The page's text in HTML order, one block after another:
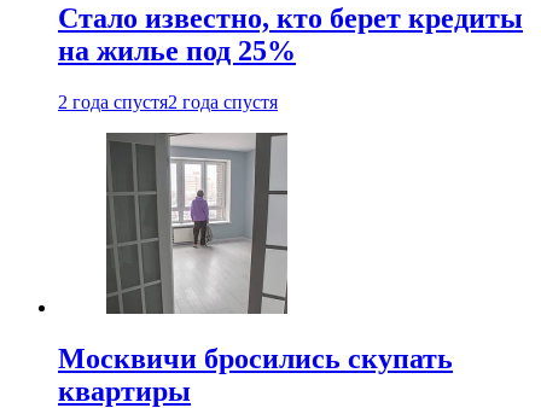
Стало известно, кто берет кредиты
на жилье под 25%
2 года спустя2 года спустя
Москвичи бросились скупать
квартиры